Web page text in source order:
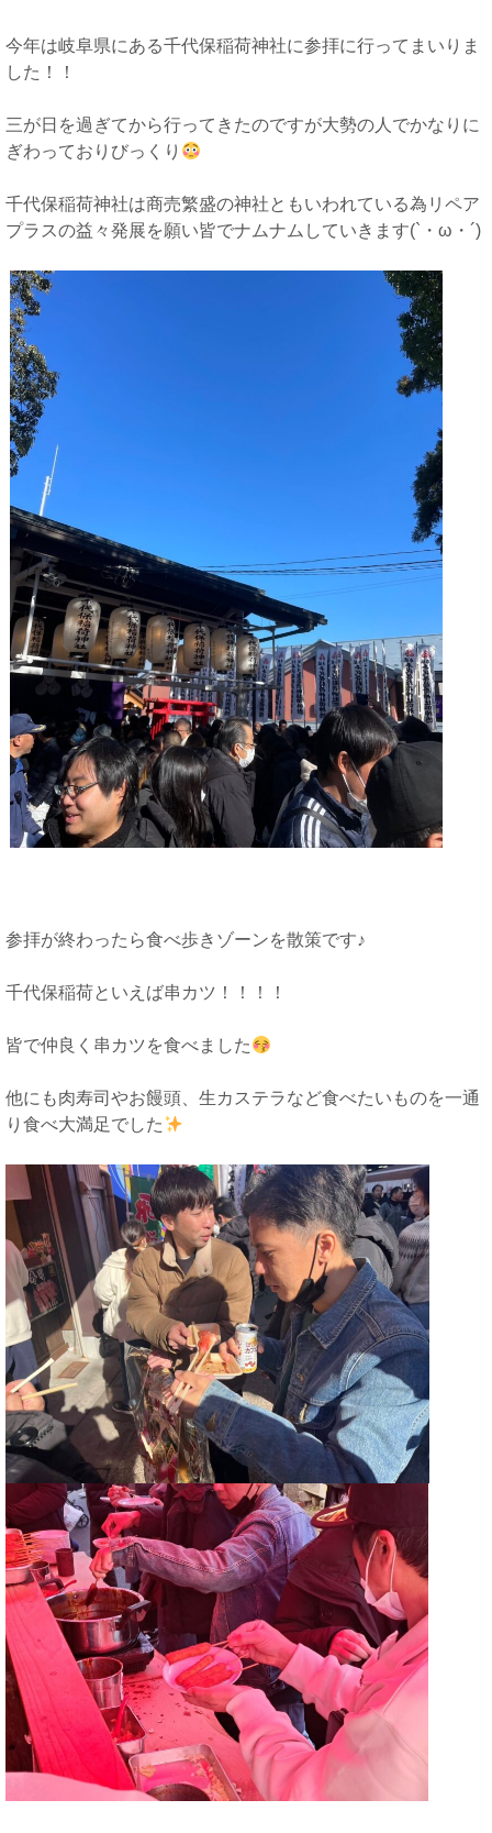
今年は岐阜県にある千代保稲荷神社に参拝に行ってまいりま
した！！
三が日を過ぎてから行ってきたのですが大勢の人でかなりに
ぎわっておりびっくり
千代保稲荷神社は商売繁盛の神社ともいわれている為リペア
プラスの益々発展を願い皆でナムナムしていきます(`・ω・´)
参拝が終わったら食べ歩きゾーンを散策です♪
千代保稲荷といえば串カツ！！！！
皆で仲良く串カツを食べました
他にも肉寿司やお饅頭、生カステラなど食べたいものを一通
り食べ大満足でした